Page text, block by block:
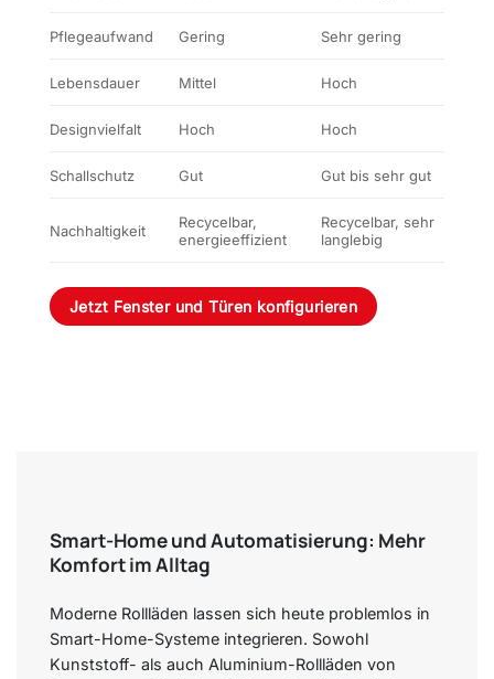
Pflegeaufwand Gering Sehr gering
Lebensdauer Mittel Hoch
Designvielfalt Hoch Hoch
Schallschutz Gut Gut bis sehr gut
Nachhaltigkeit
Recycelbar,
energieeffizient
Recycelbar, sehr
langlebig
Jetzt Fenster und Türen konfigurieren
Smart-Home und Automatisierung: Mehr
Komfort im Alltag
Moderne Rollläden lassen sich heute problemlos in
Smart-Home-Systeme integrieren. Sowohl
Kunststoff- als auch Aluminium-Rollläden von